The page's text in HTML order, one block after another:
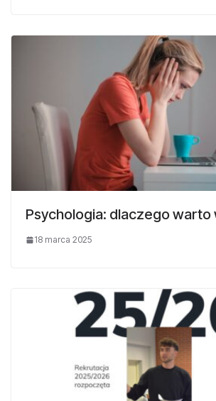
Psychologia: dlaczego warto
18 marca 2025